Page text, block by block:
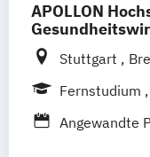
APOLLON
Stuttgart
Frankfurt
Fernstudium
Angewandte